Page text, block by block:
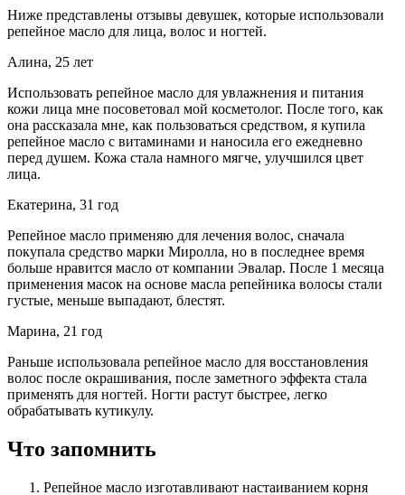
Ниже представлены отзывы девушек, которые использовали
репейное масло для лица, волос и ногтей.
Алина, 25 лет
Использовать репейное масло для увлажнения и питания
кожи лица мне посоветовал мой косметолог. После того, как
она рассказала мне, как пользоваться средством, я купила
репейное масло с витаминами и наносила его ежедневно
перед душем. Кожа стала намного мягче, улучшился цвет
лица.
Екатерина, 31 год
Репейное масло применяю для лечения волос, сначала
покупала средство марки Миролла, но в последнее время
больше нравится масло от компании Эвалар. После 1 месяца
применения масок на основе масла репейника волосы стали
густые, меньше выпадают, блестят.
Марина, 21 год
Раньше использовала репейное масло для восстановления
волос после окрашивания, после заметного эффекта стала
применять для ногтей. Ногти растут быстрее, легко
обрабатывать кутикулу.
Что запомнить
Репейное масло изготавливают настаиванием корня